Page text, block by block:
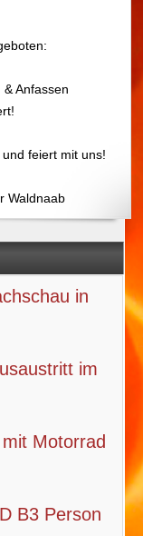
in
im
Motorrad
B3 Person
Anfassen
feiert mit uns!
Waldnaab